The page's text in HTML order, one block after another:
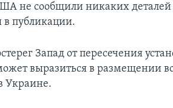
не сообщили никаких деталей
в публикации.
Запад от пересечения
выразиться в размещении
Украине.